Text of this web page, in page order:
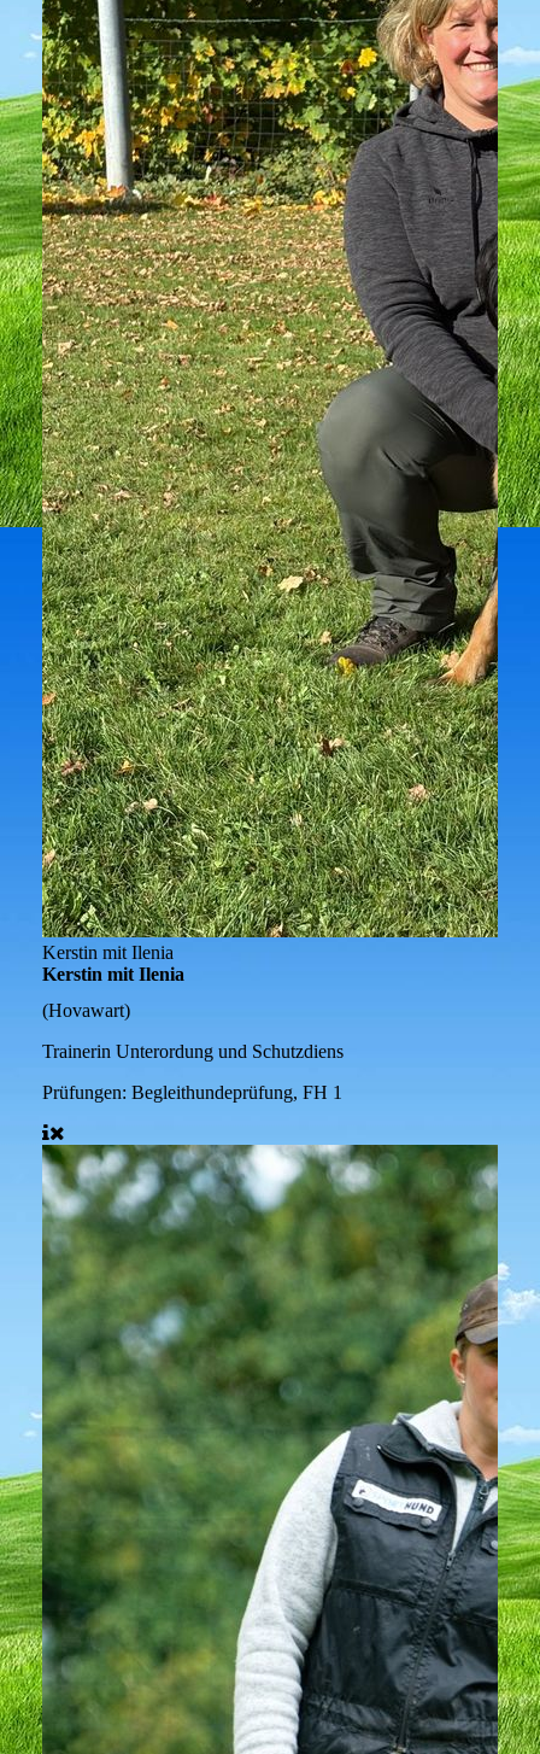
Kerstin mit Ilenia
Kerstin mit Ilenia
(Hovawart)
Trainerin Unterordung und Schutzdiens
Prüfungen: Begleithundeprüfung, FH 1